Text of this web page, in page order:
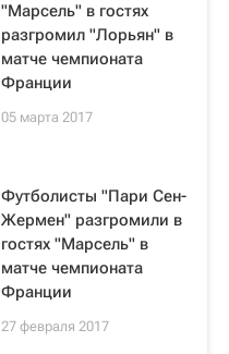
"Марсель" в гостях
разгромил "Лорьян" в
матче чемпионата
Франции
05 марта 2017
Футболисты "Пари Сен-
Жермен" разгромили в
гостях "Марсель" в
матче чемпионата
Франции
27 февраля 2017